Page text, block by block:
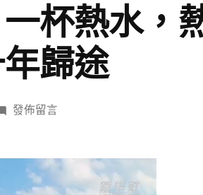
杯熱水，
歸途
在
基
發佈留言